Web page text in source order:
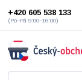
+420 605 538 133
(Po–Pá 9:00–16:00)